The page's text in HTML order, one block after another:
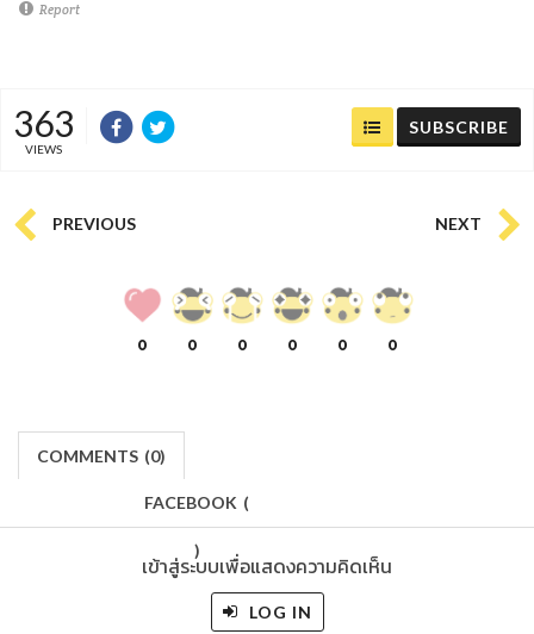
Report
363
VIEWS
SUBSCRIBE
PREVIOUS NEXT
0 0 0 0 0 0
COMMENTS (0)
FACEBOOK (
)
เข้าสู่ระบบเพื่อแสดงความคิดเห็น
LOG IN